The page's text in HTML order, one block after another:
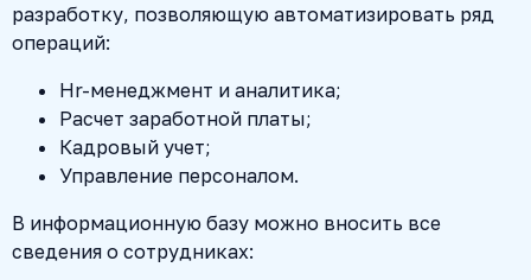
разработку, позволяющую автоматизировать ряд
операций:
Hr-менеджмент и аналитика;
Расчет заработной платы;
Кадровый учет;
Управление персоналом.
В информационную базу можно вносить все
сведения о сотрудниках: